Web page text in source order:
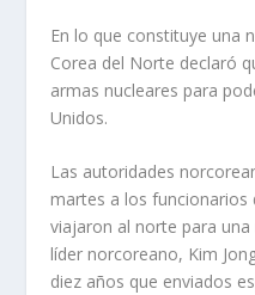
En lo que constituye una
Corea del Norte declaró
armas nucleares para
Unidos.
Las autoridades
martes a los funcionarios
viajaron al norte para
líder norcoreano, Kim
diez años que enviados